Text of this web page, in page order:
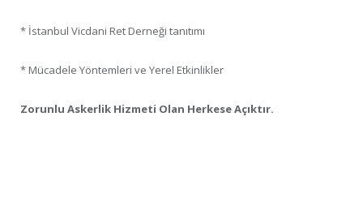
* İstanbul Vicdani Ret Derneği tanıtımı
* Mücadele Yöntemleri ve Yerel Etkinlikler
Zorunlu Askerlik Hizmeti Olan Herkese Açıktır.